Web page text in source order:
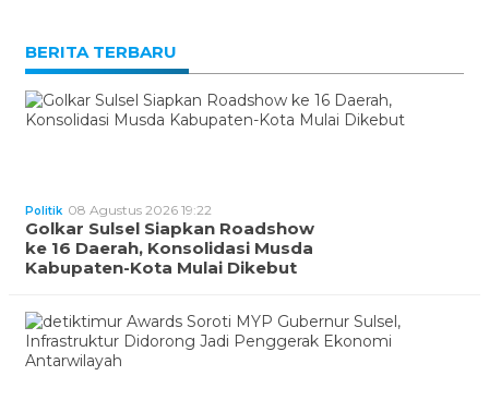
BERITA TERBARU
Politik 08 Agustus 2026 19:22
Golkar Sulsel Siapkan Roadshow
ke 16 Daerah, Konsolidasi Musda
Kabupaten-Kota Mulai Dikebut